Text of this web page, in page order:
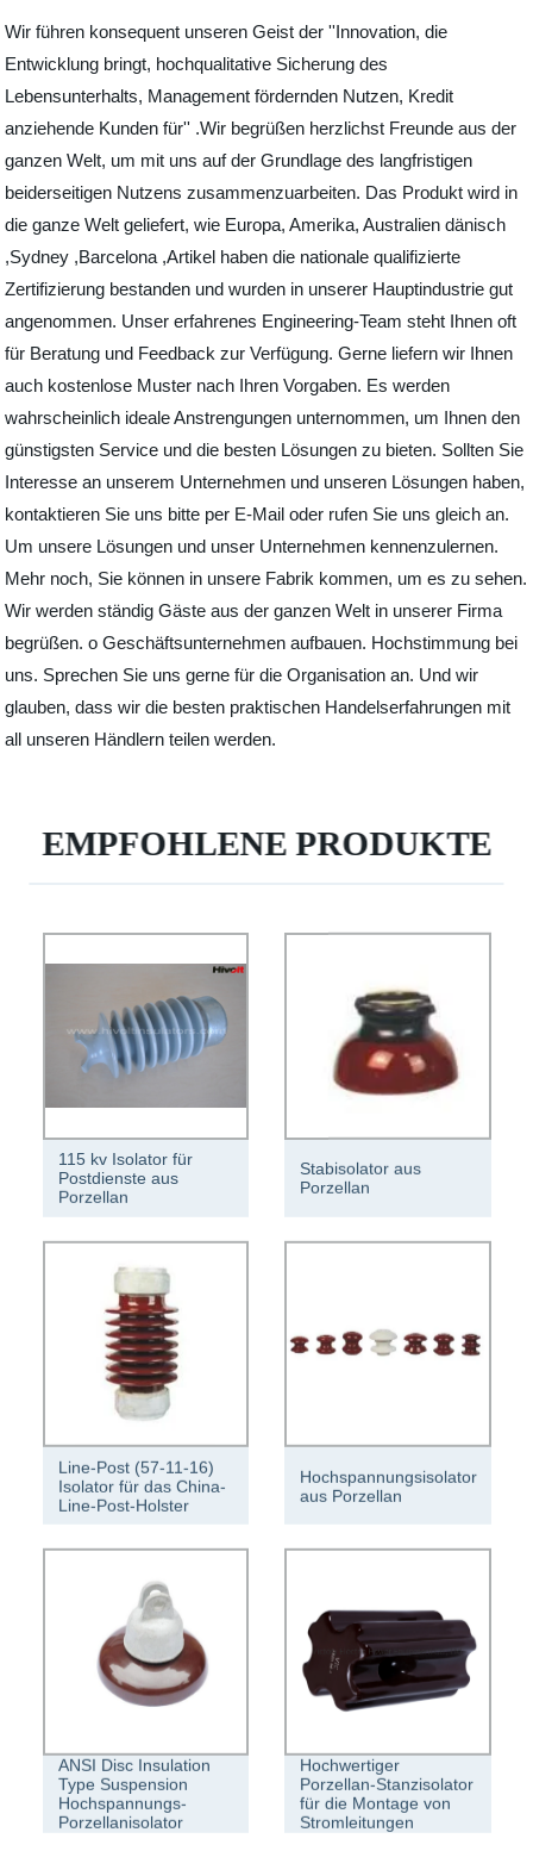
Wir führen konsequent unseren Geist der ''Innovation, die
Entwicklung bringt, hochqualitative Sicherung des
Lebensunterhalts, Management fördernden Nutzen, Kredit
anziehende Kunden für'' .Wir begrüßen herzlichst Freunde aus der
ganzen Welt, um mit uns auf der Grundlage des langfristigen
beiderseitigen Nutzens zusammenzuarbeiten. Das Produkt wird in
die ganze Welt geliefert, wie Europa, Amerika, Australien dänisch
,Sydney ,Barcelona ,Artikel haben die nationale qualifizierte
Zertifizierung bestanden und wurden in unserer Hauptindustrie gut
angenommen. Unser erfahrenes Engineering-Team steht Ihnen oft
für Beratung und Feedback zur Verfügung. Gerne liefern wir Ihnen
auch kostenlose Muster nach Ihren Vorgaben. Es werden
wahrscheinlich ideale Anstrengungen unternommen, um Ihnen den
günstigsten Service und die besten Lösungen zu bieten. Sollten Sie
Interesse an unserem Unternehmen und unseren Lösungen haben,
kontaktieren Sie uns bitte per E-Mail oder rufen Sie uns gleich an.
Um unsere Lösungen und unser Unternehmen kennenzulernen.
Mehr noch, Sie können in unsere Fabrik kommen, um es zu sehen.
Wir werden ständig Gäste aus der ganzen Welt in unserer Firma
begrüßen. o Geschäftsunternehmen aufbauen. Hochstimmung bei
uns. Sprechen Sie uns gerne für die Organisation an. Und wir
glauben, dass wir die besten praktischen Handelserfahrungen mit
all unseren Händlern teilen werden.
EMPFOHLENE PRODUKTE
115 kv Isolator für
Postdienste aus
Porzellan
Stabisolator aus
Porzellan
Line-Post (57-11-16)
Isolator für das China-
Line-Post-Holster
Hochspannungsisolator
aus Porzellan
ANSI Disc Insulation
Type Suspension
Hochspannungs-
Porzellanisolator
Hochwertiger
Porzellan-Stanzisolator
für die Montage von
Stromleitungen